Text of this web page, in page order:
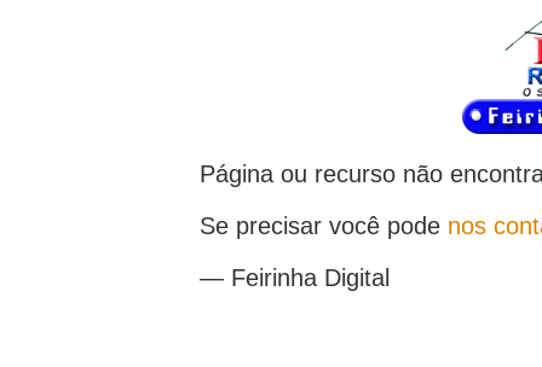
Página ou recurso não
Se precisar você pode nos
— Feirinha Digital